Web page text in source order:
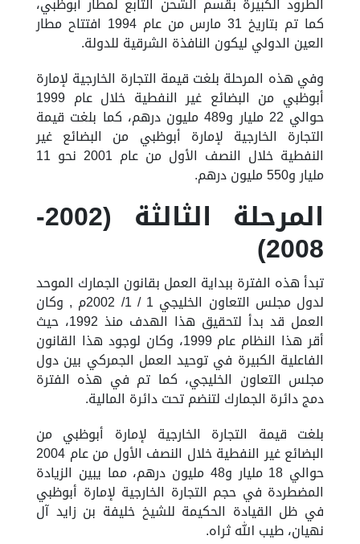
كما تم بتاريخ 31 مارس من عام1994 افتتاح مطار
العين الدولي ليكون النافذة الشرقية للدولة.
وفي هذه المرحلة بلغت قيمة التجارة الخارجية لإمارة
أبوظبي من البضائع غير النفطية خلال عام 1999
حوالي 22 مليار و489 مليوندرهم، كما بلغت قيمة
التجارة الخارجية لإمارة أبوظبي من البضائع غير
النفطية خلال النصف الأول من عام 2001 نحو
مليارو550 مليوندرهم.
المرحلة الثالثة (2002-
2008)
تبدأ هذه الفترة ببداية العمل بقانون الجمارك الموحد
لدول مجلس التعاون الخليجي 1 / 1/ 2002 م , وكان
العمل قد بدأ لتحقيق هذا الهدف منذ 1992، حيث
أقر هذا النظام عام1999، وكان لوجود هذا القانون
الفاعلية الكبيرة في توحيد العمل الجمركي بين دول
مجلس التعاون الخليجي، كما تم في هذه الفترة
دمجدائرة الجمارك لتنضمتحتدائرة المالية.
بلغت قيمة التجارة الخارجية لإمارة أبوظبي من
البضائع غير النفطية خلال النصف الأول من عام 2004
حوالي 18 مليار و48 مليون درهم، مما يبين الزيادة
المضطردة في حجم التجارة الخارجية لإمارة أبوظبي
في ظل القيادة الحكيمة للشيخ خليفة بن زايد آل
نهيان، طيب اللهثراه.